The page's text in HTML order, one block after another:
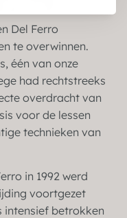
Del Ferro
te overwinnen.
één van onze
had rechtstreeks
overdracht van
voor de lessen
technieken van
in 1992 werd
voortgezet
intensief betrokken